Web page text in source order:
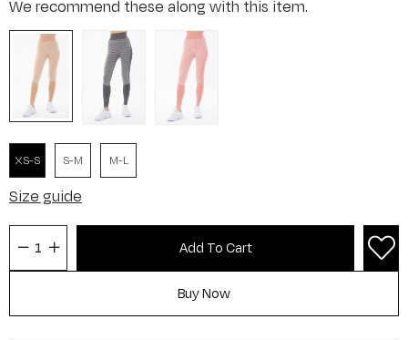
We recommend these along with this item.
XS-S S-M M-L
Size guide